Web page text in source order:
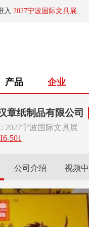
入 2027宁波国际文具展
产品 企业
章纸制品有限公司
2027宁波国际文具展
501
公司介绍 视频